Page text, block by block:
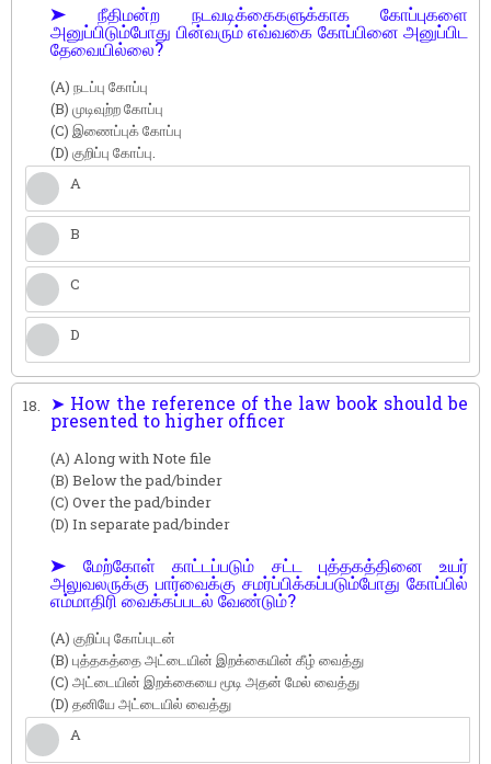
➤ நீதிமன்ற நடவடிக்கைகளுக்காக கோப்புகளை
அனுப்பிடும்போது பின்வரும் எவ்வகை கோப்பினை அனுப்பிட
தேவையில்லை?
(A) நடப்பு கோப்பு
(B) முடிவுற்ற கோப்பு
(C) இணைப்புக் கோப்பு
(D) குறிப்பு கோப்பு.
A
B
C
D
18. ➤ How the reference of the law book should be
presented to higher officer
(A) Along with Note file
(B) Below the pad/binder
(C) Over the pad/binder
(D) In separate pad/binder
➤ மேற்கோள் காட்டப்படும் சட்ட புத்தகத்தினை உயர்
அலுவலருக்கு பார்வைக்கு சமர்ப்பிக்கப்படும்போது கோப்பில்
எம்மாதிரி வைக்கப்படல் வேண்டும்?
(A) குறிப்பு கோப்புடன்
(B) புத்தகத்தை அட்டையின் இறக்கையின் கீழ் வைத்து
(C) அட்டையின் இறக்கையை மூடி அதன் மேல் வைத்து
(D) தனியே அட்டையில் வைத்து
A